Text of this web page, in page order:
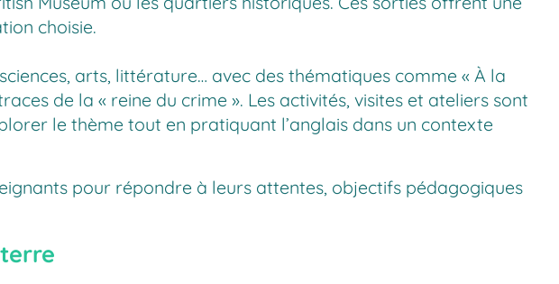
choisie.
arts, littérature… avec des thématiques comme « À la
de la « reine du crime ». Les activités, visites et ateliers sont
le thème tout en pratiquant l’anglais dans un contexte
pour répondre à leurs attentes, objectifs pédagogiques